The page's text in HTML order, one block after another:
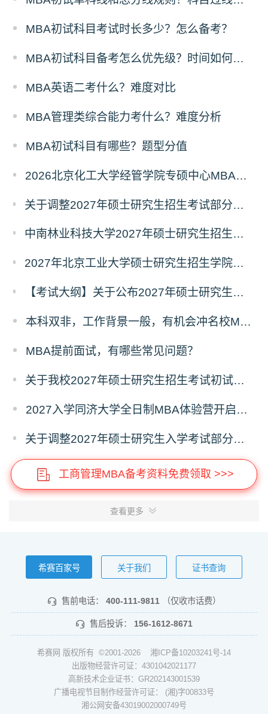
MBA初试科目考试时长多少？怎么备考？
MBA初试科目备考怎么优先级？时间如何分配？
MBA英语二考什么？难度对比
MBA管理类综合能力考什么？难度分析
MBA初试科目有哪些？题型分值
2026北京化工大学经管学院专硕中心MBA拟录取分析解读
关于调整2027年硕士研究生招生考试部分专业初试考试科目及参考书目的公告（二）
中南林业科技大学2027年硕士研究生招生考试初试科目调整情况公告
2027年北京工业大学硕士研究生招生学院、考试科目、考试大纲等调整情况
【考试大纲】关于公布2027年硕士研究生入学考试自命题考试科目考试大纲的通知
本科双非，工作背景一般，有机会冲名校MBA吗？
MBA提前面试，有哪些常见问题？
关于我校2027年硕士研究生招生考试初试科目调整的补充公告
2027入学同济大学全日制MBA体验营开启报名！
关于调整2027年硕士研究生入学考试部分专业考试科目的通知
工商管理MBA备考资料免费领取 >>>
查看更多
希赛百家号 关于我们 证书查询
售前电话： 400-111-9811 （仅收市话费）
售后投诉： 156-1612-8671
希赛网 版权所有 ©2001-2026 湘ICP备10203241号-14
出版物经营许可证：4301042021177
高新技术企业证书：GR202143001539
广播电视节目制作经营许可证： (湘)字00833号
湘公网安备43019002000749号